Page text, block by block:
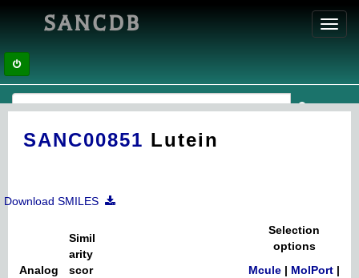
SANCDB
SANC00851 Lutein
Download SMILES
Analog
Simil
arity
scor
Selection
options
Mcule | MolPort |